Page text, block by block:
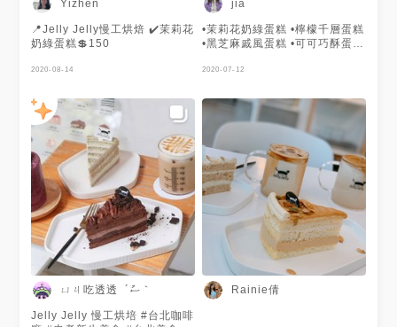
Yizhen
📍Jelly Jelly慢工烘焙 ✔️茉莉花
奶綠蛋糕💲150
2020-08-14
jia
•茉莉花奶綠蛋糕 •檸檬千層蛋糕
•黑芝麻戚風蛋糕 •可可巧酥蛋糕
先上店家的ig查詢 #台北#美食#
2020-07-12
ㄩㄐ吃透透 ´ސު｀
Jelly Jelly 慢工烘培 #台北咖啡
Rainie倩